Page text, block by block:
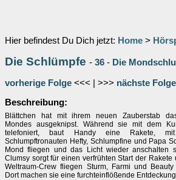
Hier befindest Du Dich jetzt: Home >
Die Schlümpfe - 36 - Die
vorherige Folge <<< | >>> nächste Folge
Beschreibung:
Blättchen hat mit ihrem neuen Zauberstab
Mondes ausgeknipst. Während sie mit dem
telefoniert, baut Handy eine Rakete,
Schlumpftronauten Hefty, Schlumpfine und Papa
Mond fliegen und das Licht wieder anschalten
Clumsy sorgt für einen verfrühten Start der Rakete
Weltraum-Crew fliegen Sturm, Farmi und
Dort machen sie eine furchteinflößende